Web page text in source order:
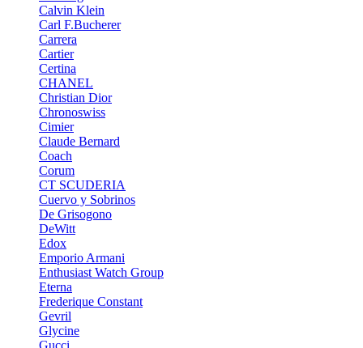
Calvin Klein
Carl F.Bucherer
Carrera
Cartier
Certina
CHANEL
Christian Dior
Chronoswiss
Cimier
Claude Bernard
Coach
Corum
CT SCUDERIA
Cuervo y Sobrinos
De Grisogono
DeWitt
Edox
Emporio Armani
Enthusiast Watch Group
Eterna
Frederique Constant
Gevril
Glycine
Gucci